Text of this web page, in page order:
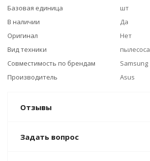
Базовая единица
шт
В наличии
Да
Оригинал
Нет
Вид техники
пылесоса
Совместимость по брендам
Samsung
Производитель
Asus
Отзывы
Задать вопрос